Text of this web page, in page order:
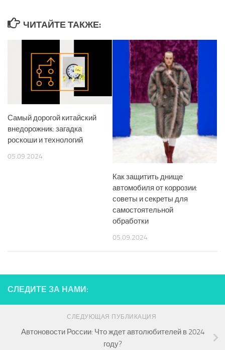
ЧИТАЙТЕ ТАКЖЕ:
Самый дорогой китайский
внедорожник: загадка
роскоши и технологий
05.09.2024
Как защитить днище
автомобиля от коррозии:
советы и секреты для
самостоятельной
обработки
05.09.2024
СЛЕДИТЕ ЗА НАМИ:
СЛЕДУЮЩАЯ ПУБЛИКАЦИЯ
Автоновости России: Что ждет автолюбителей в 2024
году?